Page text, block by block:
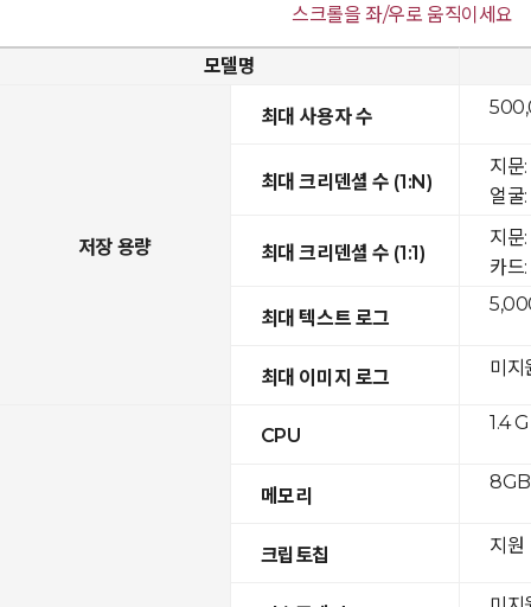
스크롤을 좌/우로 움직이세요
모델명
저장 용량
최대 사용자 수
최대 크리덴셜 수 (1:N)
최대 크리덴셜 수 (1:1)
최대 텍스트 로그
최대 이미지 로그
CPU
메모리
크립토칩
지
얼
지
카
미지
1.4
지원